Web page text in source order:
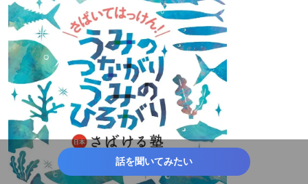
話を聞いてみたい